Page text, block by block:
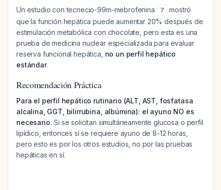
Un estudio con tecnecio-99m-mebrofenina 7
mostró
que la función hepática puede aumentar 20% después de
estimulación metabólica con chocolate, pero esta es una
prueba de medicina nuclear especializada para evaluar
reserva funcional hepática, no un perfil hepático
estándar.
Recomendación Práctica
Para el perfil hepático rutinario (ALT, AST, fosfatasa
alcalina, GGT, bilirrubina, albúmina): el ayuno NO es
necesario. Si se solicitan simultáneamente glucosa o perfil
lipídico, entonces sí se requiere ayuno de 8-12 horas,
pero esto es por los otros estudios, no por las pruebas
hepáticas en sí.